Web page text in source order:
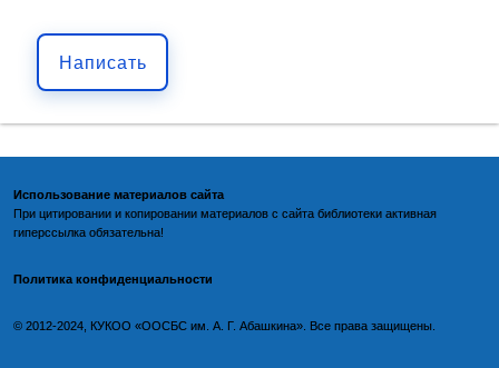
Написать
Использование материалов сайта
При цитировании и копировании материалов с сайта библиотеки активная
гиперссылка обязательна!
Политика конфиденциальности
©️ 2012-2024, КУКОО «ООСБС им. А. Г. Абашкина». Все права защищены.